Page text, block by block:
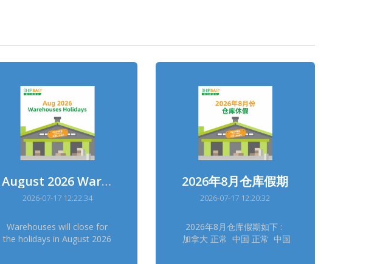
August 2026 Warehouses Holidays
2026-07-17 12:22:34
Warehouses will close for
the holidays in August 2026
2026年8月仓库假期
2026-07-17 12:20:32
2026年8月仓库假期如下 :
加拿大 正常 中国 正常 中国